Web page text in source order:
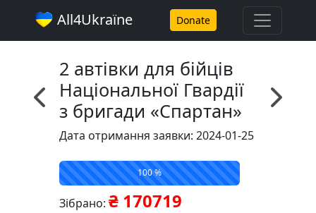
All4Ukraїne Donate
2 автівки для бійців
Національної Гвардії
з бригади «Спартан»
Дата отримання заявки: 2024-01-25
100 %
Зібрано: ₴ 170719